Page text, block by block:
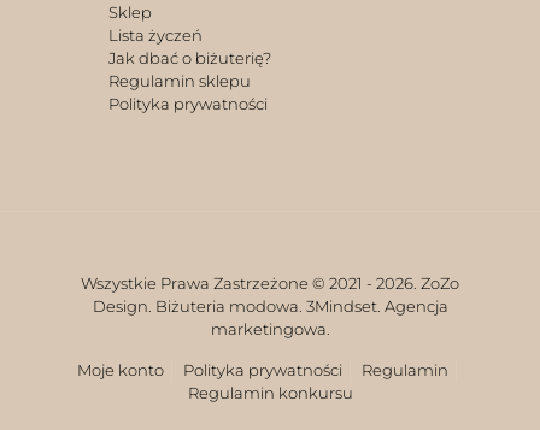
Sklep
Lista życzeń
Jak dbać o biżuterię?
Regulamin sklepu
Polityka prywatności
Wszystkie Prawa Zastrzeżone © 2021 - 2026. ZoZo
Design. Biżuteria modowa. 3Mindset. Agencja
marketingowa.
Moje konto Polityka prywatności
Regulamin
Regulamin konkursu